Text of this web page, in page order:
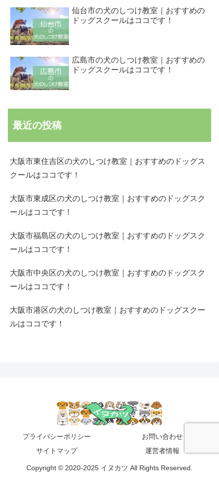
仙台市の犬のしつけ教室｜おすすめの
ドッグスクールはココです！
広島市の犬のしつけ教室｜おすすめの
ドッグスクールはココです！
最近の投稿
大阪市東住吉区の犬のしつけ教室｜おすすめのドッグス
クールはココです！
大阪市東成区の犬のしつけ教室｜おすすめのドッグスク
ールはココです！
大阪市福島区の犬のしつけ教室｜おすすめのドッグスク
ールはココです！
大阪市中央区の犬のしつけ教室｜おすすめのドッグスク
ールはココです！
大阪市港区の犬のしつけ教室｜おすすめのドッグスクー
ルはココです！
プライバシーポリシー
お問い合わせ
サイトマップ
運営者情報
Copyright © 2020-2025 イヌカツ All Rights Reserved.